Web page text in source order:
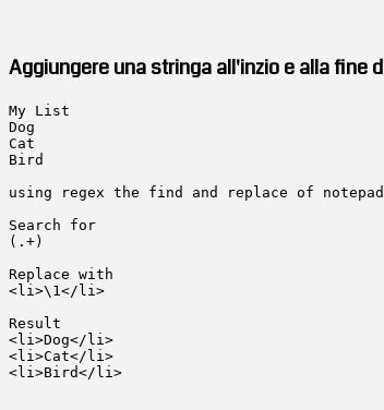
Aggiungere una stringa all'inzio e alla fine
My List
Dog
Cat
Bird
using regex the find and replace of notepad
Search for
(.+)
Replace with
<li>\1</li>
Result
<li>Dog</li>
<li>Cat</li>
<li>Bird</li>